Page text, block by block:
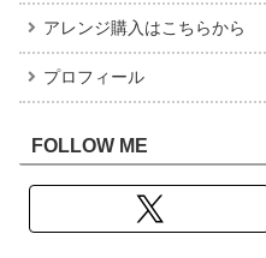
アレンジ購入はこちらから
プロフィール
FOLLOW ME